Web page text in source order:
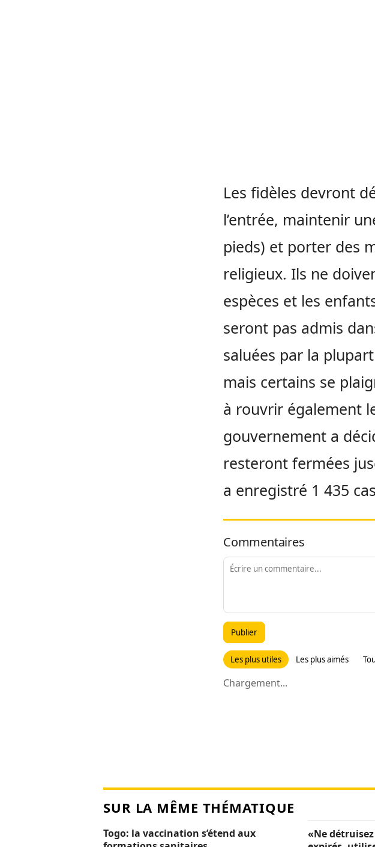
Les fidèles devront
l’entrée, maintenir
pieds) et porter des
religieux. Ils ne
espèces et les
seront pas admis
saluées par la
mais certains se
à rouvrir également
gouvernement a
resteront fermées
a enregistré 1 435
Commentaires
Publier
Les plus utiles Les plus aimés
Chargement...
SUR LA MÊME THÉMATIQUE
Togo: la vaccination s’étend aux
«Ne